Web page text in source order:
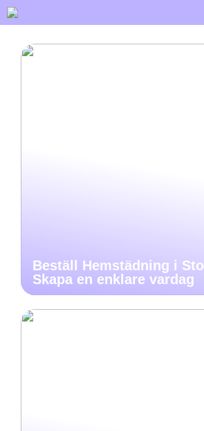
Beställ Hemstädning i
Skapa en enklare vardag